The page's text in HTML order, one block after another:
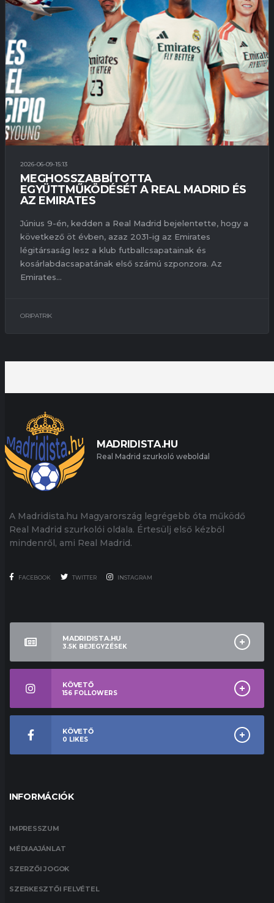
2026-06-09-15:13
MEGHOSSZABBÍTOTTA
EGYÜTTMŰKÖDÉSÉT A REAL MADRID ÉS
AZ EMIRATES
Június 9-én, kedden a Real Madrid bejelentette, hogy a
következő öt évben, azaz 2031-ig az Emirates
légitársaság lesz a klub futballcsapatainak és
kosárlabdacsapatának első számú szponzora. Az
Emirates...
ORIPATRIK
MADRIDISTA.HU
Real Madrid szurkoló weboldal
A Madridista.hu Magyarország legrégebb óta működő
Real Madrid szurkolói oldala. Értesülj első kézből
mindenről, ami Real Madrid.
FACEBOOK TWITTER INSTAGRAM
MADRIDISTA.HU
3.5K BEJEGYZÉSEK
KÖVETŐ
156 FOLLOWERS
KÖVETŐ
0 LIKES
INFORMÁCIÓK
IMPRESSZUM
MÉDIAAJÁNLAT
SZERZŐI JOGOK
SZERKESZTŐI FELVÉTEL